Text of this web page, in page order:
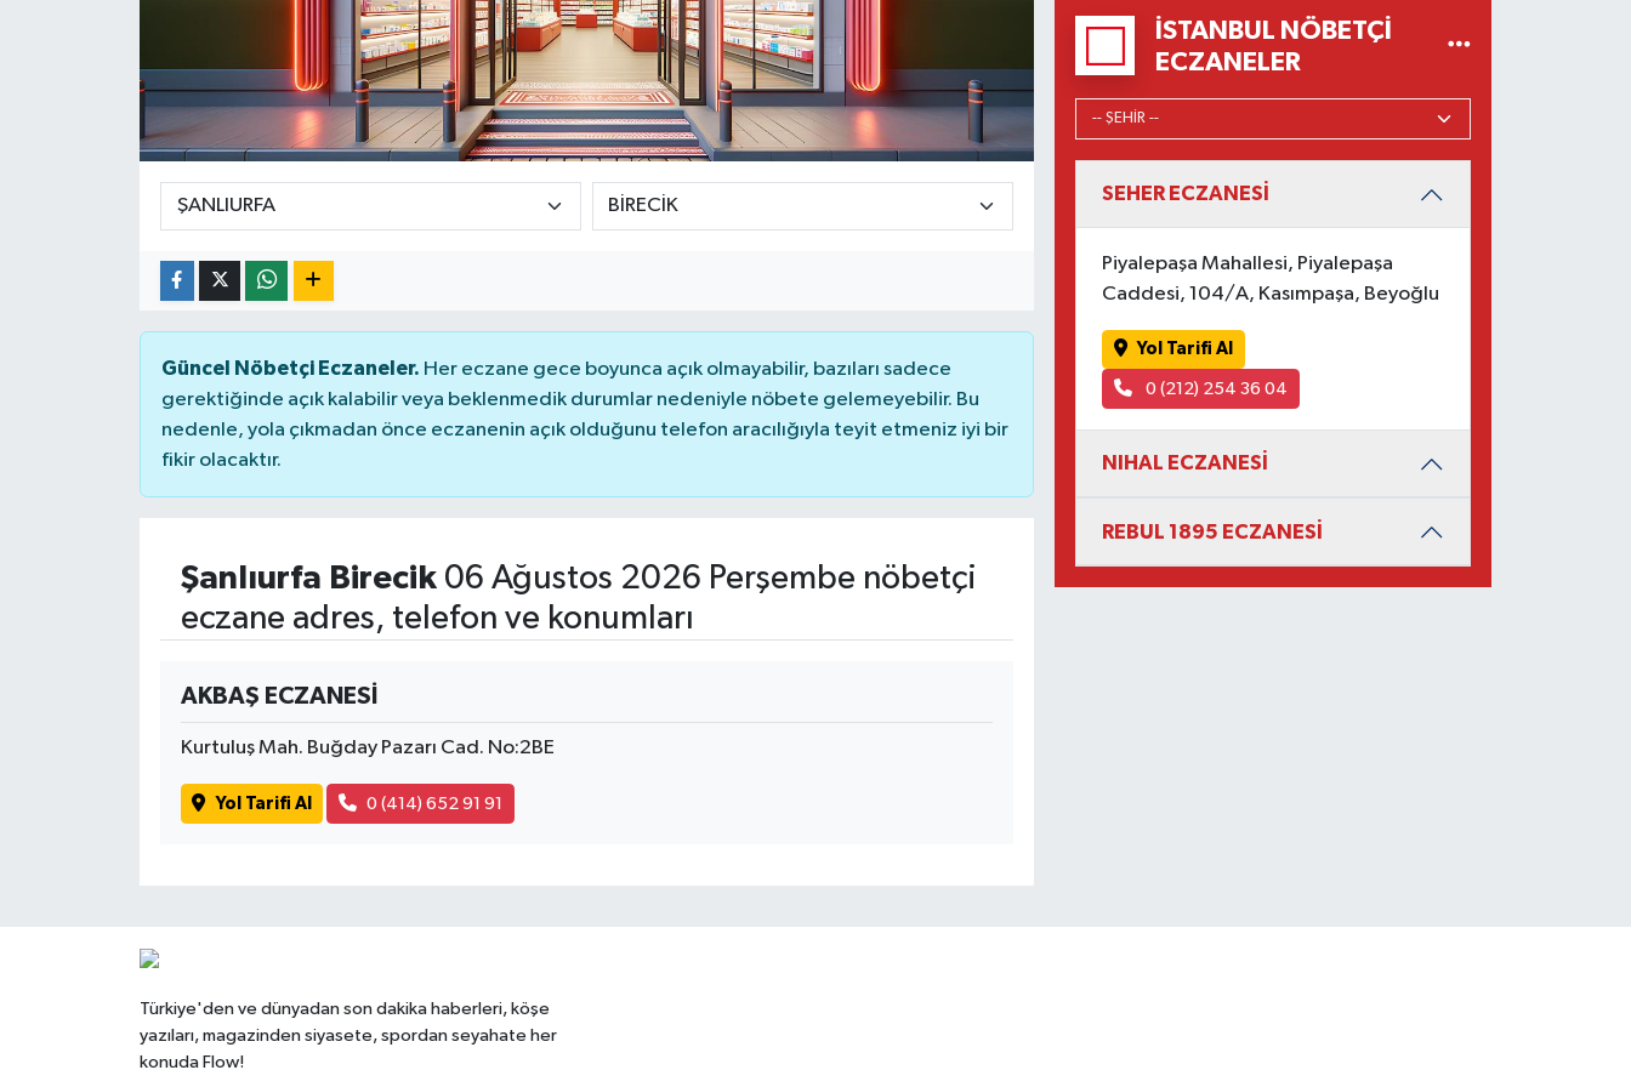
Güncel Nöbetçi Eczaneler. Her eczane gece boyunca açık olmayabilir, bazıları sadece
gerektiğinde açık kalabilir veya beklenmedik durumlar nedeniyle nöbete gelemeyebilir. Bu
nedenle, yola çıkmadan önce eczanenin açık olduğunu telefon aracılığıyla teyit etmeniz iyi bir
fikir olacaktır.
Şanlıurfa Birecik06 Ağustos 2026 Perşembe nöbetçi
eczane adres, telefon ve konumları
AKBAŞ ECZANESİ
Kurtuluş Mah. Buğday Pazarı Cad. No:2BE
Yol Tarifi Al 0 (414) 652 91 91
İSTANBUL NÖBETÇI
ECZANELER
SEHER ECZANESİ
Piyalepaşa Mahallesi, Piyalepaşa
Caddesi, 104/A, Kasımpaşa, Beyoğlu
Yol Tarifi Al
0 (212) 254 36 04
NIHAL ECZANESİ
REBUL 1895 ECZANESİ
Türkiye'den ve dünyadan son dakika haberleri, köşe
yazıları, magazinden siyasete, spordan seyahate her
konuda Flow!